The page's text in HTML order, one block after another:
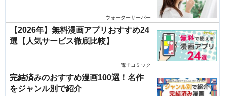
ウォーターサーバー
【2026年】無料漫画アプリおすすめ24
選【人気サービス徹底比較】
電子コミック
完結済みのおすすめ漫画100選！名作
をジャンル別で紹介